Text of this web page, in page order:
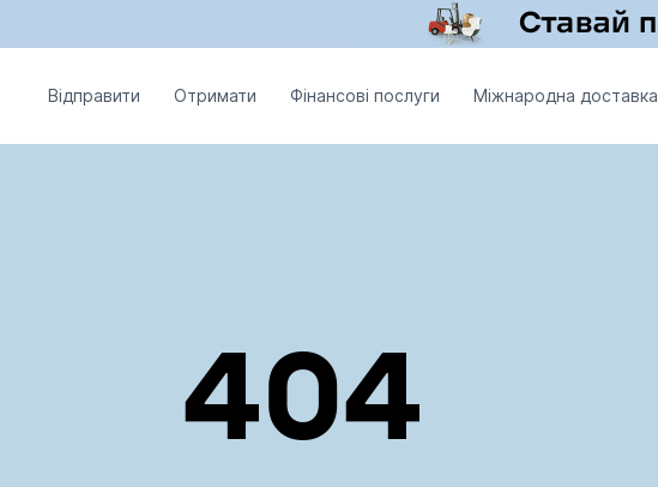
Відправити Отримати Фінансові послуги Міжнародна доставка
404